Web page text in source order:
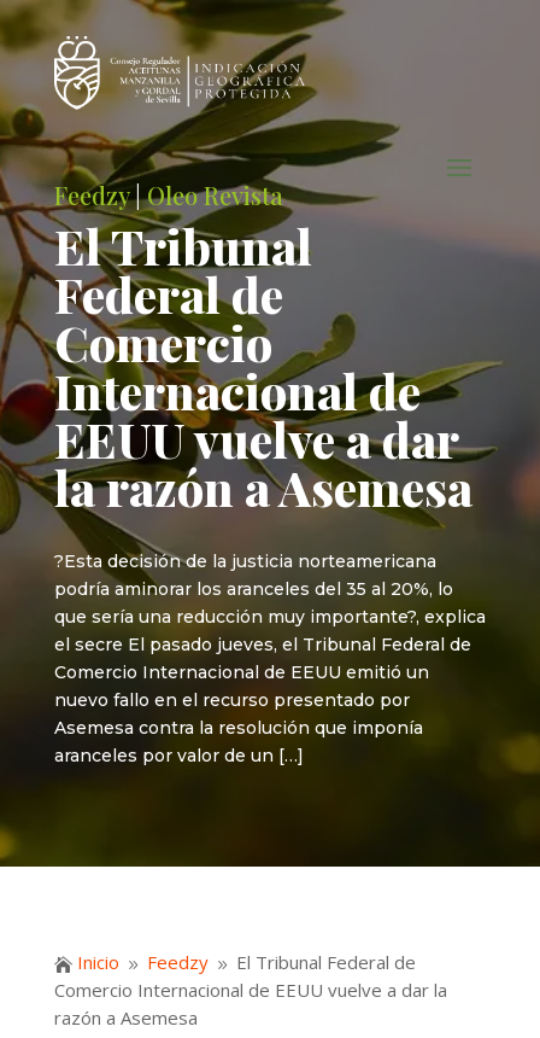
Feedzy|Oleo Revista
El Tribunal
Federal de
Comercio
Internacional de
EEUU vuelve a dar
la razón a Asemesa
?Esta decisión de la justicia norteamericana
podría aminorar los aranceles del 35 al 20%, lo
que sería una reducción muy importante?, explica
el secre El pasado jueves, el Tribunal Federal de
Comercio Internacional de EEUU emitió un
nuevo fallo en el recurso presentado por
Asemesa contra la resolución que imponía
aranceles por valor de un […]
 Inicio 9 Feedzy 9 El Tribunal Federal de
Comercio Internacional de EEUU vuelve a dar la
razón a Asemesa